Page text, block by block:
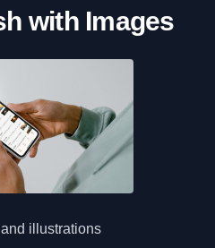
with Images
illustrations